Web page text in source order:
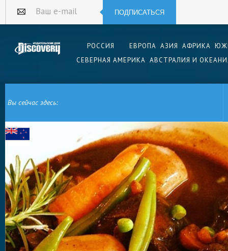
Ваш e-mail ПОДПИСАТЬСЯ
РОССИЯ ЕВРОПА АЗИЯ АФРИКА
СЕВЕРНАЯ АМЕРИКА АВСТРАЛИЯ И
Вы сейчас здесь:
ГЛАВНАЯ АВСТРАЛИЯ И ОКЕАНИЯ НОВАЯ ЗЕЛАНДИЯ
ТУШЕНОЕ МЯСО МОЛОДОГО БАРАШКА ПО-НОВОЗЕЛАНДСКИ